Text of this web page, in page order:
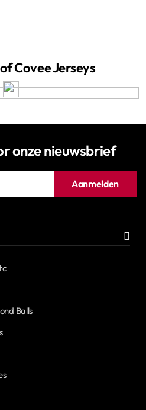
Covee Jerseys
onze nieuwsbrief
Aanmelden
Balls